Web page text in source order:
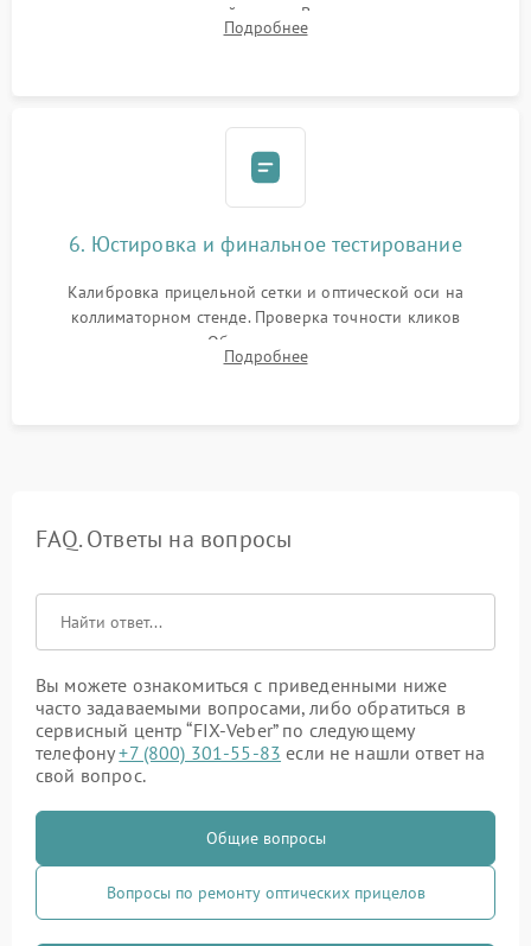
нанесение влагозащитной смазки. Вакуумирование корпуса
и заполнение его осушенным азотом или аргоном для
Подробнее
6. Юстировка и финальное тестирование
Калибровка прицельной сетки и оптической оси на
коллиматорном стенде. Проверка точности кликов
механизма поправок. Обязательное испытание прицела на
ударном стенде для проверки устойчивости к отдаче и
Подробнее
FAQ. Ответы на вопросы
Вы можете ознакомиться с приведенными ниже
часто задаваемыми вопросами, либо обратиться в
сервисный центр “FIX-Veber” по следующему
телефону+7 (800) 301-55-83 если не нашли ответ на
свой вопрос.
Общие вопросы
Вопросы по ремонту оптических прицелов